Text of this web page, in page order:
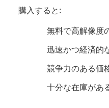
購入すると:
無料で高解像度
迅速かつ経済的
競争力のある価
十分な在庫があ